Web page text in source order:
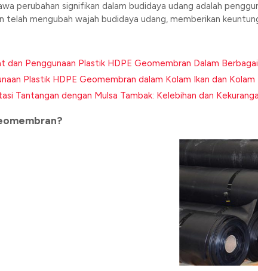
perubahan signifikan dalam budidaya udang adalah
telah mengubah wajah budidaya udang, memberikan
dan Penggunaan Plastik HDPE Geomembran Dalam
Plastik HDPE Geomembran dalam Kolam Ikan dan Kolam
Tantangan dengan Mulsa Tambak: Kelebihan dan